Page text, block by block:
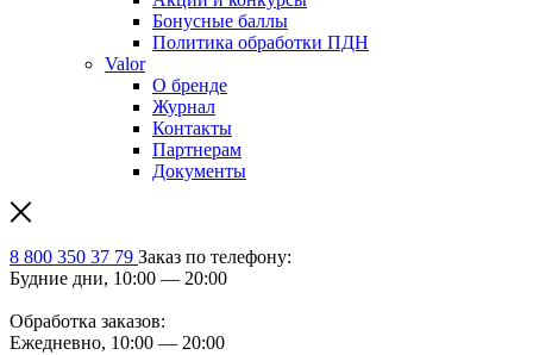
Бонусные баллы
Политика обработки ПДН
Valor
О бренде
Журнал
Контакты
Партнерам
Документы
8 800 350 37 79 Заказ по телефону:
Будние дни, 10:00 — 20:00
Обработка заказов:
Ежедневно, 10:00 — 20:00